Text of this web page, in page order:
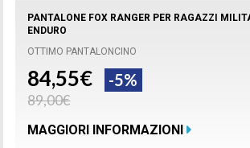
PANTALONE FOX RANGER PER RAGAZZI
ENDURO
OTTIMO PANTALONCINO
84,55€ -5%
89,00€
MAGGIORI INFORMAZIONI